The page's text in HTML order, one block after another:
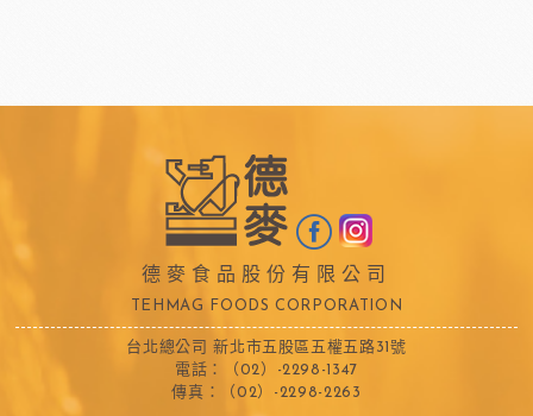
德麥食品股份有限公司
TEHMAG FOODS CORPORATION
台北總公司 新北市五股區五權五路31號
電話：（02）-2298-1347
傳真：（02）-2298-2263